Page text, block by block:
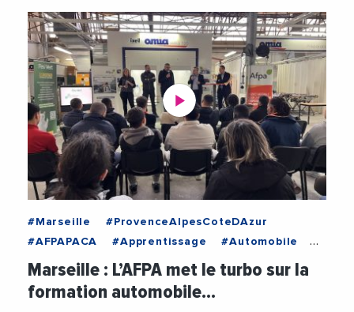
#Marseille
#ProvenceAlpesCoteDAzur
#AFPAPACA
#Apprentissage
#Automobile
#EmploiFormation
#Entrepreneurs
#FranceTravail
Marseille : L’AFPA met le turbo sur la
formation automobile…